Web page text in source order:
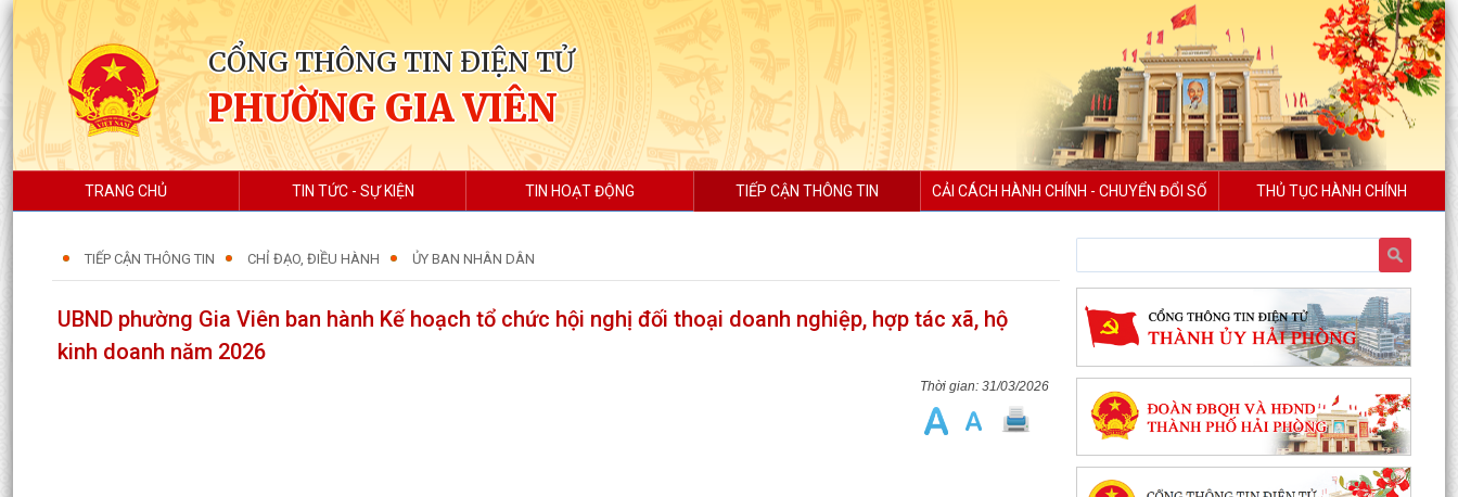
CỔNG THÔNG TIN ĐIỆN TỬ
PHƯỜNG GIA VIÊN
TRANG CHỦ TIN TỨC - SỰ KIỆN TIN HOẠT ĐỘNG TIẾP CẬN THÔNG TIN CẢI CÁCH HÀNH CHÍNH - CHUYỂN ĐỔI SỐ THỦ TỤC HÀNH CHÍNH
TIẾP CẬN THÔNG TIN CHỈ ĐẠO, ĐIỀU HÀNH ỦY BAN NHÂN DÂN
UBND phường Gia Viên ban hành Kế hoạch tổ chức hội nghị đối thoại doanh nghiệp, hợp tác xã, hộ
kinh doanh năm 2026
31/03/2026